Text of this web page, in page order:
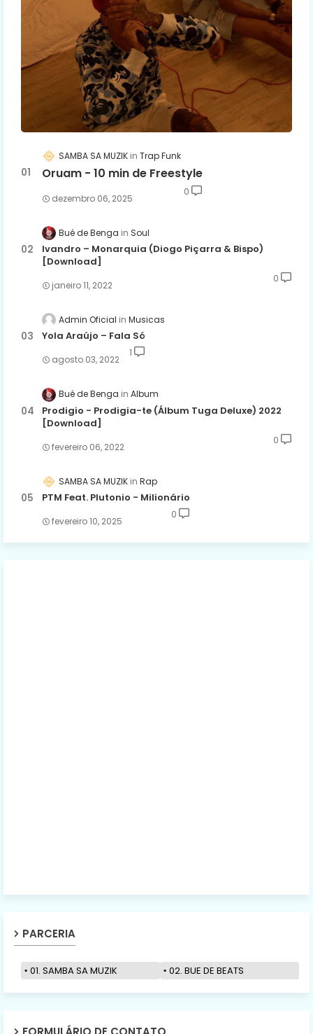
SAMBA SA MUZIK Trap Funk
Oruam - 10 min de Freestyle
dezembro 06, 2025
0
Bué de Benga Soul
Ivandro – Monarquia (Diogo Piçarra & Bispo)
[Download]
janeiro 11, 2022
0
Admin Oficial Musicas
Yola Araújo – Fala Só
agosto 03, 2022
1
Bué de Benga Album
Prodigio - Prodigia-te (Álbum Tuga Deluxe) 2022
[Download]
fevereiro 06, 2022
0
SAMBA SA MUZIK Rap
PTM Feat. Plutonio - Milionário
fevereiro 10, 2025
0
PARCERIA
01. SAMBA SA MUZIK 02. BUE DE BEATS